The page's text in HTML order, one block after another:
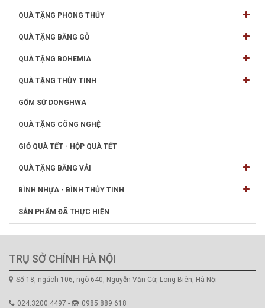
QUÀ TẶNG PHONG THỦY
QUÀ TẶNG BẰNG GỖ
QUÀ TẶNG BOHEMIA
QUÀ TẶNG THỦY TINH
GỐM SỨ DONGHWA
QUÀ TẶNG CÔNG NGHỆ
GIỎ QUÀ TẾT - HỘP QUÀ TẾT
QUÀ TẶNG BẰNG VẢI
BÌNH NHỰA - BÌNH THỦY TINH
SẢN PHẨM ĐÃ THỰC HIỆN
TRỤ SỞ CHÍNH HÀ NỘI
Số 18, ngách 106, ngõ 640, Nguyễn Văn Cừ, Long Biên, Hà Nội
024.3200.4497 - 0985 889 618